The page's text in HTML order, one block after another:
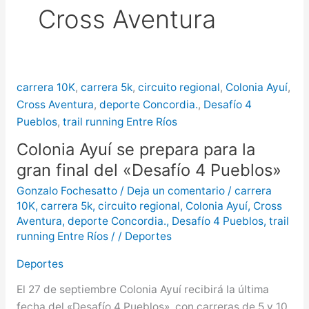
puntos de Concordia
Concordia
Cross Aventura
carrera 10K, carrera 5k, circuito regional, Colonia Ayuí,
Cross Aventura, deporte Concordia., Desafío 4
Pueblos, trail running Entre Ríos
Colonia Ayuí se prepara para la
gran final del «Desafío 4 Pueblos»
Gonzalo Fochesatto / Deja un comentario / carrera
10K, carrera 5k, circuito regional, Colonia Ayuí, Cross
Aventura, deporte Concordia., Desafío 4 Pueblos, trail
running Entre Ríos/ / Deportes
Deportes
El 27 de septiembre Colonia Ayuí recibirá la última